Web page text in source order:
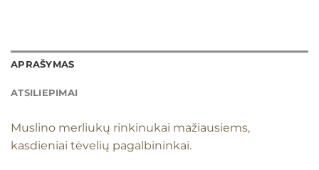
APRAŠYMAS
ATSILIEPIMAI
Muslino merliukų rinkinukai mažiausiems,
kasdieniai tėvelių pagalbininkai.